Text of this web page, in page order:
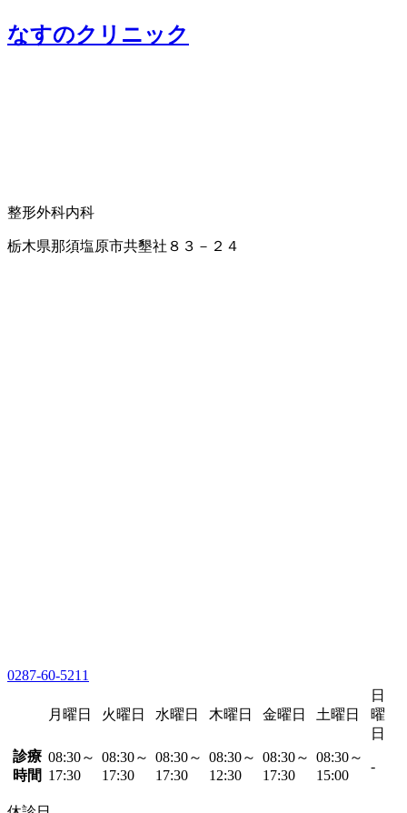
なすのクリニック
整形外科内科
栃木県那須塩原市共墾社８３－２４
0287-60-5211
月曜日 火曜日 水曜日 木曜日 金曜日 土曜日
日
曜
日
診療
時間
08:30～
17:30
08:30～
17:30
08:30～
17:30
08:30～
12:30
08:30～
17:30
08:30～
15:00
-